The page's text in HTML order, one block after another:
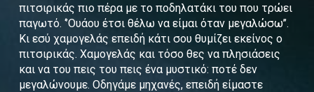
πιτσιρικάς πιο πέρα με το ποδηλατάκι του που τρώει
παγωτό. ‘’Ουάου έτσι θέλω να είμαι όταν μεγαλώσω’’.
Κι εσύ χαμογελάς επειδή κάτι σου θυμίζει εκείνος ο
πιτσιρικάς. Χαμογελάς και τόσο θες να πλησιάσεις
και να του πεις του πεις ένα μυστικό: ποτέ δεν
μεγαλώνουμε. Οδηγάμε μηχανές, επειδή είμαστε